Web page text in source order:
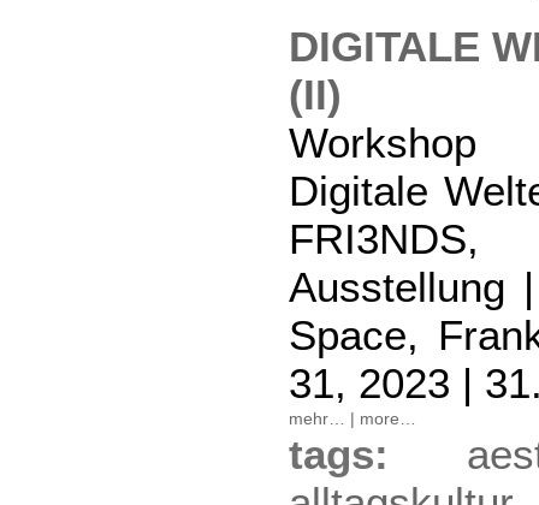
DIGITALE
(II)
Workshop
Digitale
Ausstellung
Space,
31, 2023 |
mehr… | more…
tags: